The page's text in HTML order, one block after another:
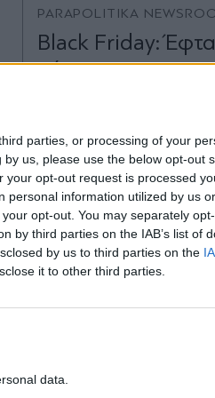
parties, or processing of your
us, please use the below opt-out
opt-out request is processed
personal information utilized by us
opt-out. You may separately
by third parties on the IAB’s list of
by us to third parties on the
it to other third parties.
data.
PARAPOLITIKA
Black Friday:
μήνας των
ΕΛΛΑΔΑ
05.11.2025